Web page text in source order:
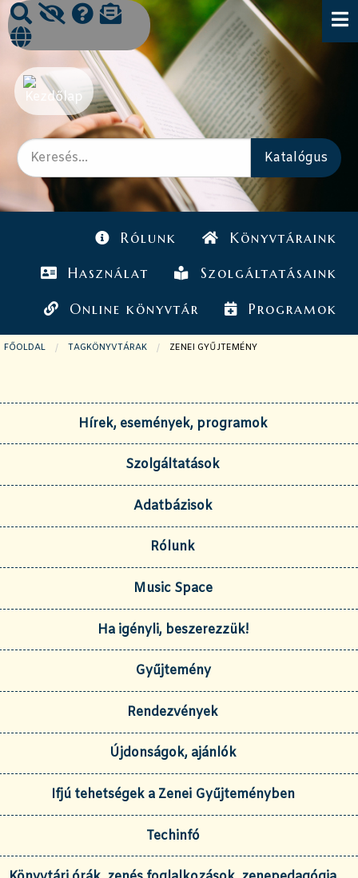
Rólunk Könyvtáraink
Használat Szolgáltatásaink
Online könyvtár Programok
FŐOLDAL TAGKÖNYVTÁRAK JELENLEGI OLDAL:
ZENEI GYŰJTEMÉNY
Hírek, események, programok
Szolgáltatások
Adatbázisok
Rólunk
Music Space
Ha igényli, beszerezzük!
Gyűjtemény
Rendezvények
Újdonságok, ajánlók
Ifjú tehetségek a Zenei Gyűjteményben
Techinfó